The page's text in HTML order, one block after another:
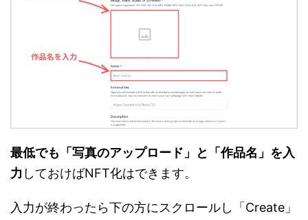
最低でも「写真のアップロード」と「作品名」を入
力 しておけばNFT化はできます。
入力が終わったら下の方にスクロールし「Create」